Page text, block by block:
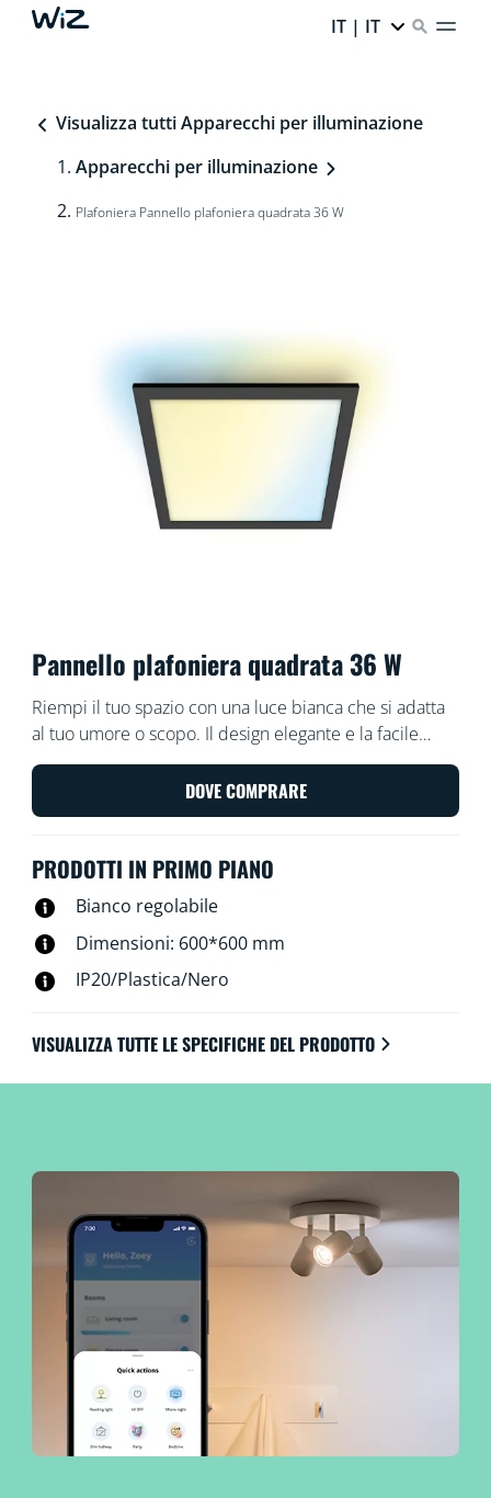
IT | IT
Visualizza tutti Apparecchi per illuminazione
Apparecchi per illuminazione
Plafoniera Pannello plafoniera quadrata 36 W
Pannello plafoniera quadrata 36 W
Riempi il tuo spazio con una luce bianca che si adatta
al tuo umore o scopo. Il design elegante e la facile
installazione lo rendono una parte confortevole e
senza soluzione di continuità del tuo spazio.
DOVE COMPRARE
PRODOTTI IN PRIMO PIANO
Bianco regolabile
Dimensioni: 600*600 mm
IP20/Plastica/Nero
VISUALIZZA TUTTE LE SPECIFICHE DEL PRODOTTO